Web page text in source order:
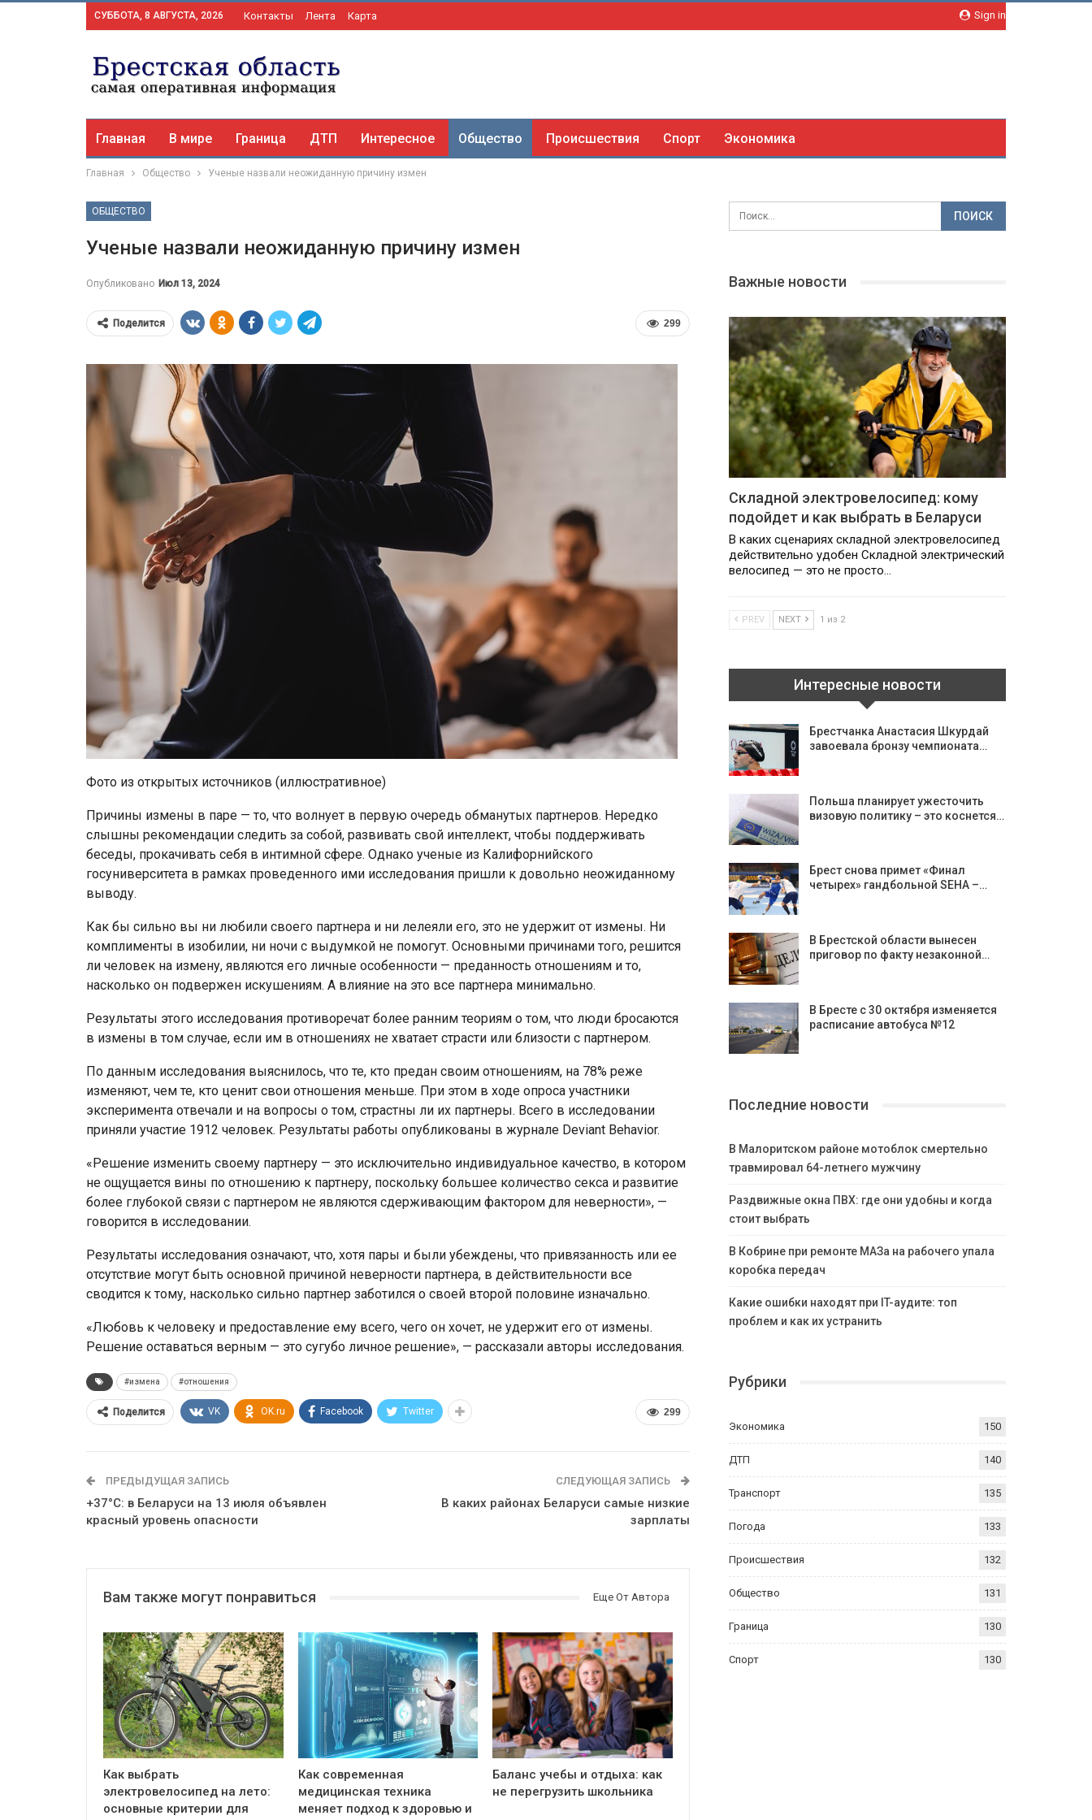
Sign in
СУББОТА, 8 АВГУСТА, 2026 Контакты Лента Карта
Главная В мире Граница ДТП Интересное Общество Происшествия Спорт Экономика
Главная Общество Ученые назвали неожиданную причину измен
ОБЩЕСТВО
Ученые назвали неожиданную причину измен
Опубликовано Июл 13, 2024
299
Поделится
Фото из открытых источников (иллюстративное)
Причины измены в паре — то, что волнует в первую очередь обманутых партнеров. Нередко
слышны рекомендации следить за собой, развивать свой интеллект, чтобы поддерживать
беседы, прокачивать себя в интимной сфере. Однако ученые из Калифорнийского
госуниверситета в рамках проведенного ими исследования пришли к довольно неожиданному
выводу.
Как бы сильно вы ни любили своего партнера и ни лелеяли его, это не удержит от измены. Ни
комплименты в изобилии, ни ночи с выдумкой не помогут. Основными причинами того, решится
ли человек на измену, являются его личные особенности — преданность отношениям и то,
насколько он подвержен искушениям. А влияние на это все партнера минимально.
Результаты этого исследования противоречат более ранним теориям о том, что люди бросаются
в измены в том случае, если им в отношениях не хватает страсти или близости с партнером.
По данным исследования выяснилось, что те, кто предан своим отношениям, на 78% реже
изменяют, чем те, кто ценит свои отношения меньше. При этом в ходе опроса участники
эксперимента отвечали и на вопросы о том, страстны ли их партнеры. Всего в исследовании
приняли участие 1912 человек. Результаты работы опубликованы в журнале Deviant Behavior.
«Решение изменить своему партнеру — это исключительно индивидуальное качество, в котором
не ощущается вины по отношению к партнеру, поскольку большее количество секса и развитие
более глубокой связи с партнером не являются сдерживающим фактором для неверности», —
говорится в исследовании.
Результаты исследования означают, что, хотя пары и были убеждены, что привязанность или ее
отсутствие могут быть основной причиной неверности партнера, в действительности все
сводится к тому, насколько сильно партнер заботился о своей второй половине изначально.
«Любовь к человеку и предоставление ему всего, чего он хочет, не удержит его от измены.
Решение оставаться верным — это сугубо личное решение», — рассказали авторы исследования.
#измена #отношения
299
Поделится VK OK.ru Facebook Twitter
ПРЕДЫДУЩАЯ ЗАПИСЬ
+37°С: в Беларуси на 13 июля объявлен
красный уровень опасности
СЛЕДУЮЩАЯ ЗАПИСЬ
В каких районах Беларуси самые низкие
зарплаты
Вам также могут понравиться Еще От Автора
Как выбрать
электровелосипед на лето:
основные критерии для
Как современная
медицинская техника
меняет подход к здоровью и
Баланс учебы и отдыха: как
не перегрузить школьника
Важные новости
Складной электровелосипед: кому
подойдет и как выбрать в Беларуси
В каких сценариях складной электровелосипед
действительно удобен Складной электрический
велосипед — это не просто…
PREV NEXT 1 из 2
Интересные новости
Брестчанка Анастасия Шкурдай
завоевала бронзу чемпионата…
Польша планирует ужесточить
визовую политику – это коснется…
Брест снова примет «Финал
четырех» гандбольной SEHA –…
В Брестской области вынесен
приговор по факту незаконной…
В Бресте с 30 октября изменяется
расписание автобуса №12
Последние новости
В Малоритском районе мотоблок смертельно
травмировал 64-летнего мужчину
Раздвижные окна ПВХ: где они удобны и когда
стоит выбрать
В Кобрине при ремонте МАЗа на рабочего упала
коробка передач
Какие ошибки находят при IT-аудите: топ
проблем и как их устранить
Рубрики
Экономика 150
ДТП 140
Транспорт 135
Погода 133
Происшествия 132
Общество 131
Граница 130
Спорт 130